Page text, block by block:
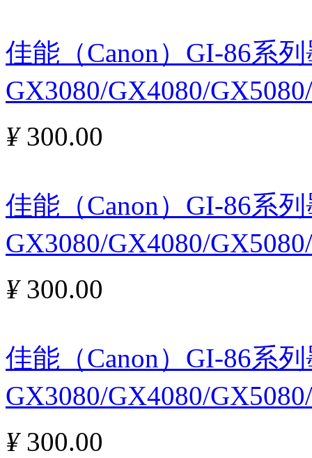
佳能（Canon）GI-86系
GX3080/GX4080/
¥300.00
佳能（Canon）GI-86系
GX3080/GX4080/
¥300.00
佳能（Canon）GI-86系
GX3080/GX4080/
¥300.00